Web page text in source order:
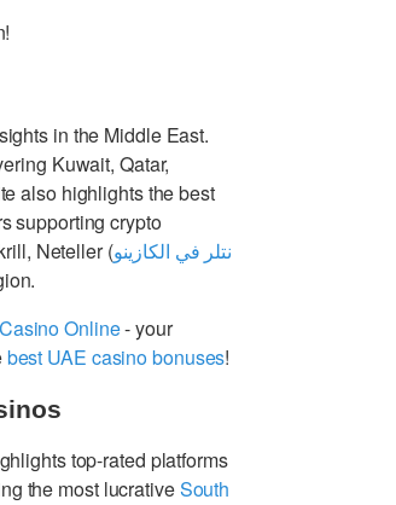
in the Middle East.
Kuwait, Qatar,
also highlights the best
supporting crypto
Neteller (نتلر في الكازينو
Online- your
best UAE casino bonuses!
top-rated platforms
the most lucrativeSouth